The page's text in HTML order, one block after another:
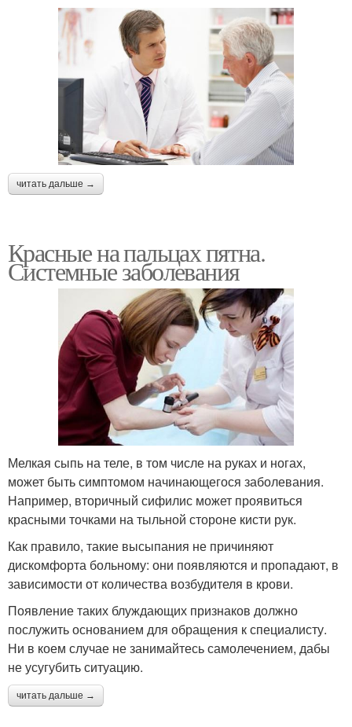
читать дальше →
Красные на пальцах пятна.
Системные заболевания
Мелкая сыпь на теле, в том числе на руках и ногах,
может быть симптомом начинающегося заболевания.
Например, вторичный сифилис может проявиться
красными точками на тыльной стороне кисти рук.
Как правило, такие высыпания не причиняют
дискомфорта больному: они появляются и пропадают, в
зависимости от количества возбудителя в крови.
Появление таких блуждающих признаков должно
послужить основанием для обращения к специалисту.
Ни в коем случае не занимайтесь самолечением, дабы
не усугубить ситуацию.
читать дальше →